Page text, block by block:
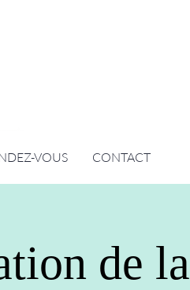
VOUS CONTACT
de la